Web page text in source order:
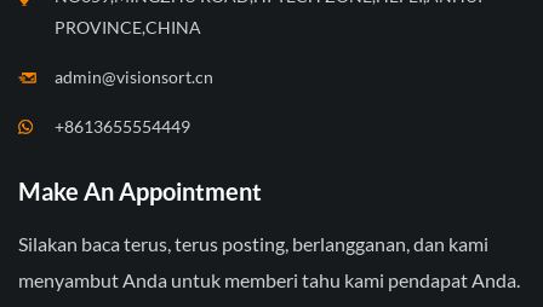
KEMBALI KACA.
PROVINCE,CHINA
admin@visionsort.cn
+8613655554449
Make An Appointment
Silakan baca terus, terus posting, berlangganan, dan kami
menyambut Anda untuk memberi tahu kami pendapat Anda.